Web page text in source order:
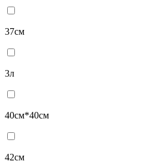
37см
3л
40см*40см
42см